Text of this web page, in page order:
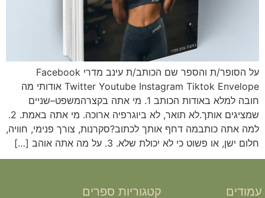
על הסופר/ת והספר שם הכותב/ת עינב מדרי Facebook
Twitter Youtube Instagram Tiktok Envelope אודותי מה
חובה למלא באודות הכותב 1. מי אתה בקצרהמשפט–שניים
שמציגים אותך.לא תואר, לא ביוגרפיה ארוכה. מי אתה באמת. 2.
למה אתה כותבמה דחף אותך לכתוב?סקרנות, צורך פנימי, חוויה,
חלום ישן, או פשוט כי לא יכולת שלא. 3. על מה אתה אוהב […]
עמודים קטגוריות ספרים